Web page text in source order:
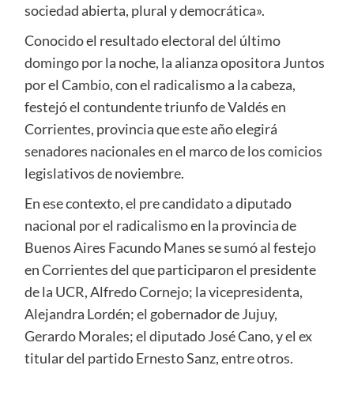
sociedad abierta, plural y democrática».
Conocido el resultado electoral del último
domingo por la noche, la alianza opositora Juntos
por el Cambio, con el radicalismo a la cabeza,
festejó el contundente triunfo de Valdés en
Corrientes, provincia que este año elegirá
senadores nacionales en el marco de los comicios
legislativos de noviembre.
En ese contexto, el pre candidato a diputado
nacional por el radicalismo en la provincia de
Buenos Aires Facundo Manes se sumó al festejo
en Corrientes del que participaron el presidente
de la UCR, Alfredo Cornejo; la vicepresidenta,
Alejandra Lordén; el gobernador de Jujuy,
Gerardo Morales; el diputado José Cano, y el ex
titular del partido Ernesto Sanz, entre otros.